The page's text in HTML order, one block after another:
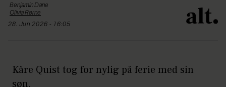
BenjaminDane
OliviaRørne
28. Jun 2026 - 16:05
Kåre Quist tog for nylig på ferie med sin
søn.